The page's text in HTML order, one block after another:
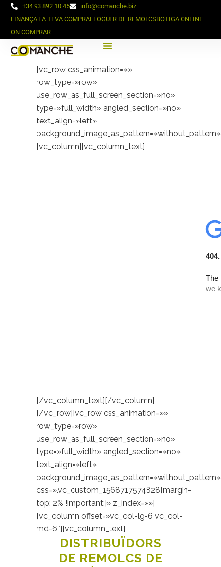
+34 93 892 10 45
info@comanche.biz
FINANÇA LA TEVA COMPRALLOGUER DE REMOLCSBOTIGA ONLINE
ON COMPRAR
[vc_row css_animation=»»
row_type=»row»
use_row_as_full_screen_section=»no»
type=»full_width» angled_section=»no»
text_align=»left»
[vc_column][vc_column_text]
[/vc_column_text][/vc_column]
[/vc_row][vc_row css_animation=»»
row_type=»row»
use_row_as_full_screen_section=»no»
type=»full_width» angled_section=»no»
text_align=»left»
background_image_as_pattern=»without_pattern»
css=».vc_custom_1568717574828{margin-
top: 2% !important;}» z_index=»»]
[vc_column offset=»vc_col-lg-6 vc_col-
md-6″][vc_column_text]
DISTRIBUÏDORS
DE REMOLCS DE